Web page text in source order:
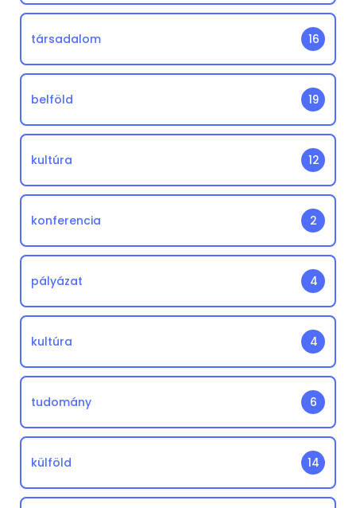
társadalom 16
belföld 19
kultúra 12
konferencia 2
pályázat 4
kultúra 4
tudomány 6
külföld 14